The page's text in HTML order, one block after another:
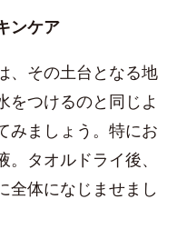
ンケア
、その土台となる地
をつけるのと同じよ
みましょう。特にお
タオルドライ後、
全体になじませまし